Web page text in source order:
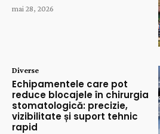
mai 28, 2026
Diverse
Echipamentele care pot
reduce blocajele în chirurgia
stomatologică: precizie,
vizibilitate și suport tehnic
rapid